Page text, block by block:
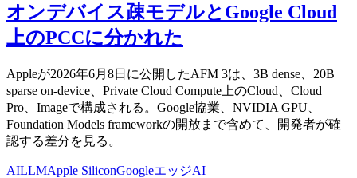
オンデバイス疎モデルとGoogle Cloud
上のPCCに分かれた
Appleが2026年6月8日に公開したAFM 3は、3B dense、20B
sparse on-device、Private Cloud Compute上のCloud、Cloud
Pro、Imageで構成される。Google協業、NVIDIA GPU、
Foundation Models frameworkの開放まで含めて、開発者が確
認する差分を見る。
AILLMApple SiliconGoogleエッジAI